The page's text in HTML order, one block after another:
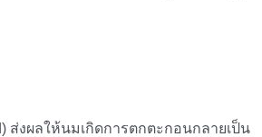
ส่งผลให้นมเกิดการตกตะกอนกลายเป็น